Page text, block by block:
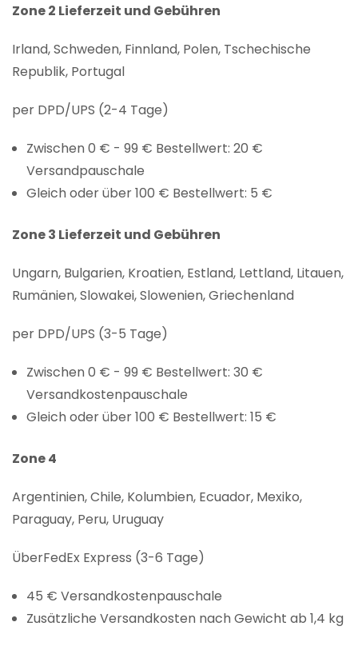
Zone 2 Lieferzeit und Gebühren
Irland, Schweden, Finnland, Polen, Tschechische
Republik, Portugal
per DPD/UPS (2-4 Tage)
Zwischen 0 € - 99 € Bestellwert: 20 €
Versandpauschale
Gleich oder über 100 € Bestellwert: 5 €
Zone 3 Lieferzeit und Gebühren
Ungarn, Bulgarien, Kroatien, Estland, Lettland, Litauen,
Rumänien, Slowakei, Slowenien, Griechenland
per DPD/UPS (3-5 Tage)
Zwischen 0 € - 99 € Bestellwert: 30 €
Versandkostenpauschale
Gleich oder über 100 € Bestellwert: 15 €
Zone 4
Argentinien, Chile, Kolumbien, Ecuador, Mexiko,
Paraguay, Peru, Uruguay
ÜberFedEx Express (3-6 Tage)
45 € Versandkostenpauschale
Zusätzliche Versandkosten nach Gewicht ab 1,4 kg